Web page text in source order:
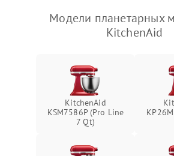
Поломка системы защиты
1000 ₽
Поломка системы защиты
от замыкания
Модели планетарных
KitchenAid
KitchenAid
KSM7586P (Pro Line
7 Qt)